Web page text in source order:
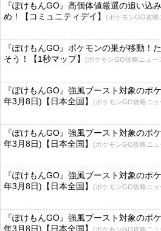
『ぽけもんGO』高個体値厳選の追い込
め！【コミュニティデイ】
(ポケモンGO攻
『ぽけもんGO』ポケモンの巣が移動！
そう！【1秒マップ】
(ポケモンGO攻略ニュ
『ぽけもんGO』強風ブースト対象のポ
年3月8日)【日本全国】
(ポケモンGO攻略ニ
『ぽけもんGO』強風ブースト対象のポ
年3月8日)【日本全国】
(ポケモンGO攻略ニ
『ぽけもんGO』強風ブースト対象のポ
年3月8日)【日本全国】
(ポケモンGO攻略ニ
『ぽけもんGO』強風ブースト対象のポ
年3月8日)【日本全国】
(ポケモンGO攻略ニ